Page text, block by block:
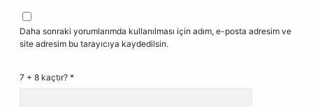
Daha sonraki yorumlarımda kullanılması için adım, e-posta adresim ve
site adresim bu tarayıcıya kaydedilsin.
7 + 8 kaçtır? *